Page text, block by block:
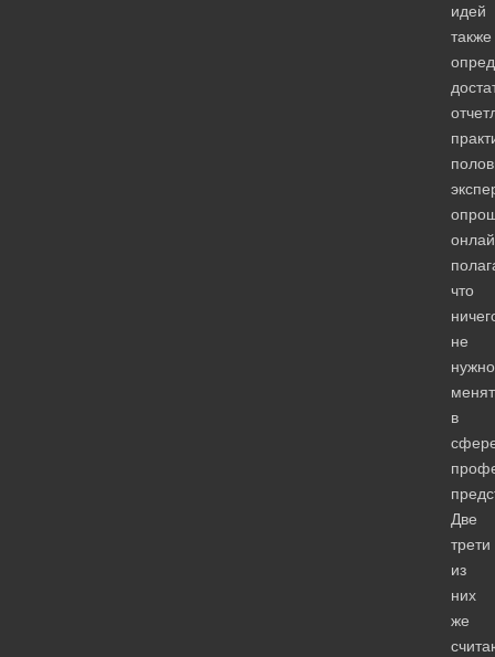
идей
также
что
не
нужно
в
Две
трети
из
них
же